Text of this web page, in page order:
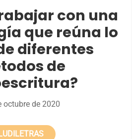
con una
que reúna lo
diferentes
de
octubre de 2020